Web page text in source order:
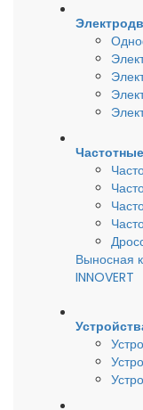
Выносная
INNOVERT